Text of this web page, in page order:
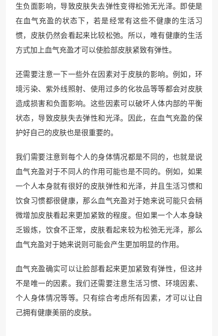
生负面影响，导致皮肤失去弹性变得松弛无光泽。即使是
在血气充盈的状态下，若是经常有这些不健康的生活习
惯，皮肤仍然会看起来比较松弛。所以，唯有健康的生活
方式加上血气充盈才可以使脸部皮肤紧致有弹性。
还需要注意一下一些外在因素对于皮肤的影响。例如，环
境污染、紫外线照射、使用过多的化妆品等等都会对皮肤
造成损害和负面影响。这些因素可以破坏人体内部的平衡
状态，导致皮肤失去弹性和光泽。因此，在血气充盈的保
护好自己的皮肤也是很重要的。
我们需要注意到每个人的身体情况都是不同的，也就是说
血气充盈对于不同人的作用可能也是不同的。例如，如果
一个人本身就有很好的皮肤弹性和光泽，并且生活习惯和
饮食习惯都很健康，那么血气充盈对于她来说可能只会稍
微增加皮肤看起来更加紧致的程度。但如果一个人本身缺
乏锻炼，饮食不正常，皮肤看起来较为松弛无光泽，那么
血气充盈对于她来说则可能会产生更加明显的作用。
血气充盈确实可以让脸部看起来更加紧致有弹性，但这并
不是唯一的因素。我们还需要注意生活习惯、环境因素、
个人身体情况等等。只有综合考虑所有因素，才可以让自
己拥有健康美丽的皮肤。